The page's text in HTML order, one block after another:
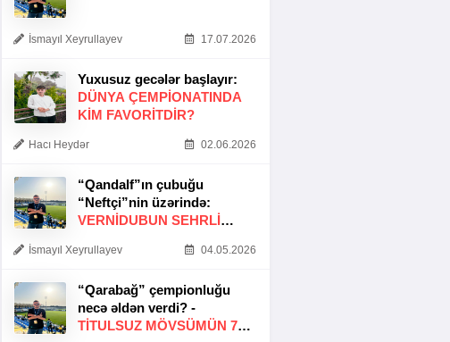
İsmayıl Xeyrullayev 17.07.2026
Yuxusuz gecələr başlayır:
DÜNYA ÇEMPIONATINDA
KIM FAVORITDIR?
Hacı Heydər 02.06.2026
“Qandalf”ın çubuğu
“Neftçi”nin üzərində:
VERNİDUBUN SEHRLİ
İsmayıl Xeyrullayev 04.05.2026
“Qarabağ” çempionluğu
necə əldən verdi? -
TITULSUZ MÖVSÜMÜN 7